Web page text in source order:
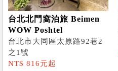
台北北門窩泊旅 Beimen
WOW Poshtel
台北市大同區太原路92巷2
之1號
NT$ 816元起